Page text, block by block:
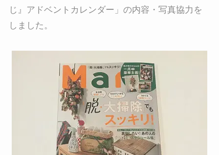
じ』アドベントカレンダー」の内容・写真協力を
しました。